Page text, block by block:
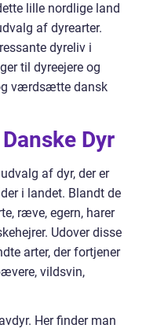
lille nordlige land
af dyrearter.
dyreliv i
til dyreejere og
værdsætte dansk
Dyr
af dyr, der er
i landet. Blandt de
ræve, egern, harer
Udover disse
arter, der fortjener
vildsvin,
Her finder man